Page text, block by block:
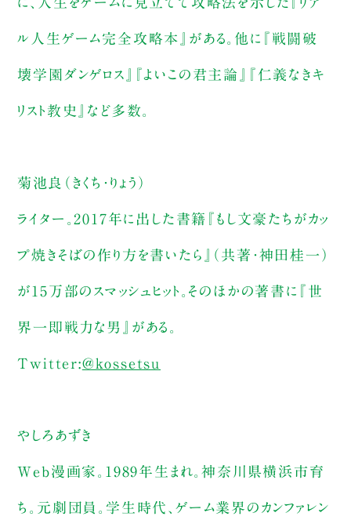
ル人生ゲーム完全攻略本』がある。他に『戦闘破
壊学園ダンゲロス』『よいこの君主論』『仁義なきキ
リスト教史』など多数。
菊池良（きくち・りょう）
ライター。2017年に出した書籍『もし文豪たちがカッ
プ焼きそばの作り方を書いたら』（共著・神田桂一）
が15万部のスマッシュヒット。そのほかの著書に『世
界一即戦力な男』がある。
Twitter:@kossetsu
やしろあずき
Web漫画家。1989年生まれ。神奈川県横浜市育
ち。元劇団員。学生時代、ゲーム業界のカンファレン